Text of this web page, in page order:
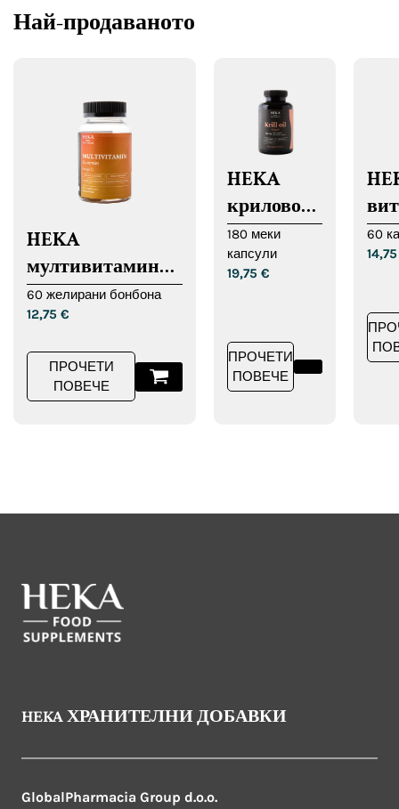
Най-продаваното
HEKA
мултивитаминни
дъвчащи
таблетки
60 желирани бонбона
12,75 €
ПРОЧЕТИ
ПОВЕЧЕ
HEKA
крилово
масло
меки
капсули
180 меки
капсули
19,75 €
ПРОЧЕТИ
ПОВЕЧЕ
60
HEKA ХРАНИТЕЛНИ ДОБАВКИ
GlobalPharmacia Group d.o.o.